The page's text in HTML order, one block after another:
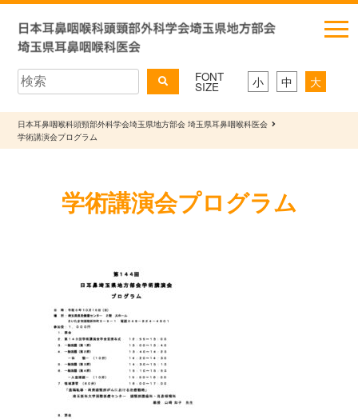
FONT
SIZE 小 中 大
日本耳鼻咽喉科頭頸部外科学会埼玉県地方部会 埼玉県耳鼻咽喉科医会
学術講演会プログラム
学術講演会プログラム